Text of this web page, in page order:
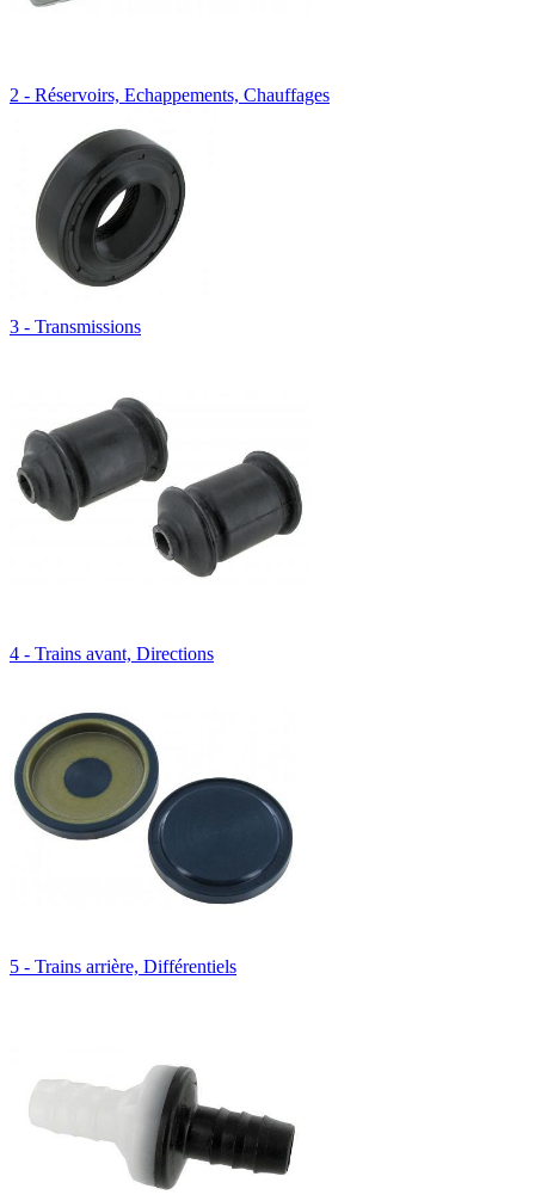
2 - Réservoirs, Echappements, Chauffages
3 - Transmissions
4 - Trains avant, Directions
5 - Trains arrière, Différentiels